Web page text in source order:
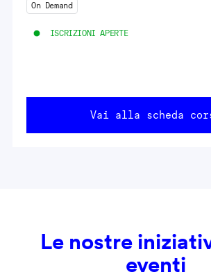
On Demand
ISCRIZIONI APERTE
Vai alla scheda
Le nostre
eventi